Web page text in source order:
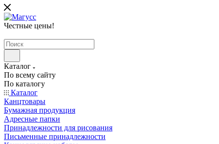
Честные цены!
Каталог
По всему сайту
По каталогу
Каталог
Канцтовары
Бумажная продукция
Адресные папки
Принадлежности для рисования
Письменные принадлежности